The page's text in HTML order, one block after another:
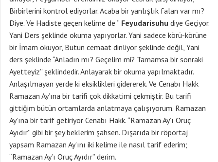
Birbirlerini kontrol ediyorlar. Acaba bir yanlışlık falan var mı?
Diye. Ve Hadiste geçen kelime de “ Feyudarisuhu diye Geçiyor.
Yani Ders şeklinde okuma yapıyorlar. Yani sadece körü-körüne
bir İmam okuyor, Bütün cemaat dinliyor şeklinde değil, Yani
ders şeklinde “Anladın mı? Geçelim mi? Tamamsa bir sonraki
Ayetteyiz” şeklindedir. Anlayarak bir okuma yapılmaktadır.
Anlaşılmayan yerde ki eksiklikleri gidererek. Ve Cenabı Hakk
Ramazan Ay’ına bir tarifi çok dikkatimi çekmiştir. Bu tarifi
gittiğim bütün ortamlarda anlatmaya çalışıyorum. Ramazan
Ay’ına bir tarif getiriyor Cenabı Hakk. “Ramazan Ay’ı Oruç
Ayıdır” gibi bir şey beklerim şahsen. Dışarıda bir röportaj
yapsam Ramazan Ay’ını iki kelime ile nasıl tarif ederim;
“Ramazan Ay’ı Oruç Ayıdır” derim.